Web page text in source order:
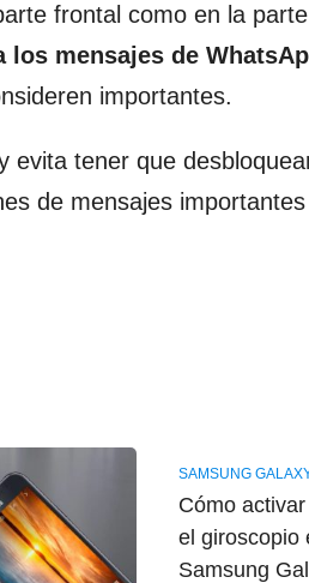
frontal como en la
mensajes de
importantes.
evita tener que
de mensajes
SAMSUNG
Cómo
el giroscopio
Samsung